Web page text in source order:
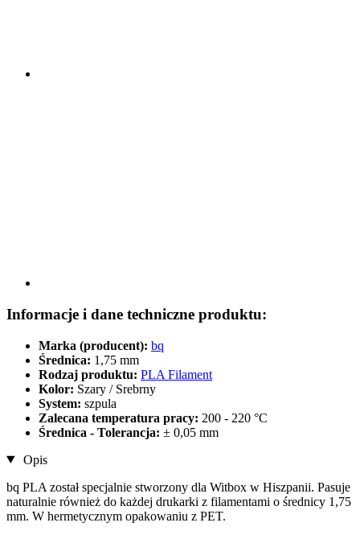
Informacje i dane techniczne produktu:
Marka (producent): bq
Średnica: 1,75 mm
Rodzaj produktu: PLA Filament
Kolor: Szary / Srebrny
System: szpula
Zalecana temperatura pracy: 200 - 220 °C
Średnica - Tolerancja: ± 0,05 mm
Opis
bq PLA został specjalnie stworzony dla Witbox w Hiszpanii. Pasuje
naturalnie również do każdej drukarki z filamentami o średnicy 1,75
mm. W hermetycznym opakowaniu z PET.